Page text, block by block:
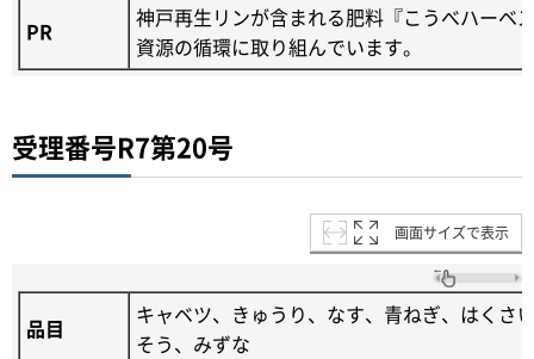
PR
神戸再生リンが含まれる肥料『こうべハーベ
資源の循環に取り組んでいます。
受理番号R7第20号
画面サイズで表示
品目
キャベツ、きゅうり、なす、青ねぎ、はくさ
そう、みずな